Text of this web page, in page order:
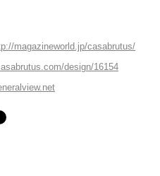
magazineworld.jp/casabrutus/
design/16154